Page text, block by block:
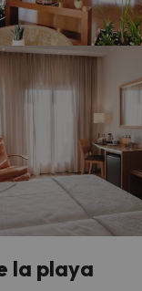
la playa